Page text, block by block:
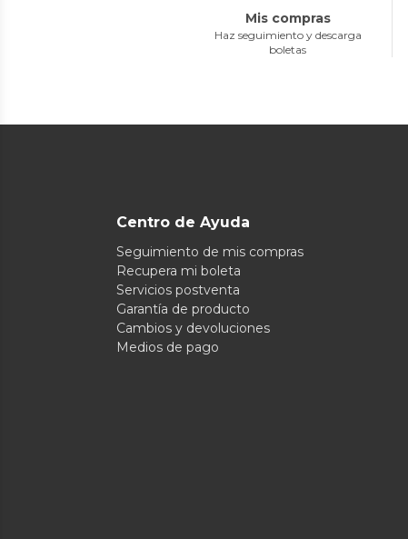
Mis compras
Haz seguimiento y descarga
boletas
Centro de Ayuda
Seguimiento de mis compras
Recupera mi boleta
Servicios postventa
Garantía de producto
Cambios y devoluciones
Medios de pago